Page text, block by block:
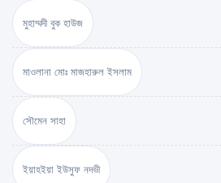
মুহাম্মদী বুক হাউজ
মাওলানা মোঃ মাজহারুল ইসলাম
সৌমেন সাহা
ইয়াহইয়া ইউসুফ নদভী